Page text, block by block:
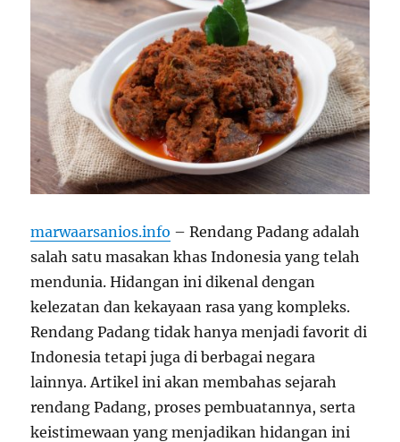
marwaarsanios.info – Rendang Padang adalah
salah satu masakan khas Indonesia yang telah
mendunia. Hidangan ini dikenal dengan
kelezatan dan kekayaan rasa yang kompleks.
Rendang Padang tidak hanya menjadi favorit di
Indonesia tetapi juga di berbagai negara
lainnya. Artikel ini akan membahas sejarah
rendang Padang, proses pembuatannya, serta
keistimewaan yang menjadikan hidangan ini